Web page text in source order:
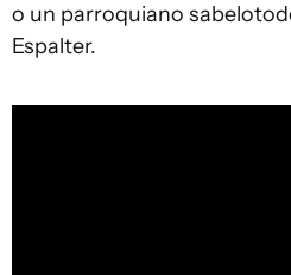
o un parroquiano
Espalter.